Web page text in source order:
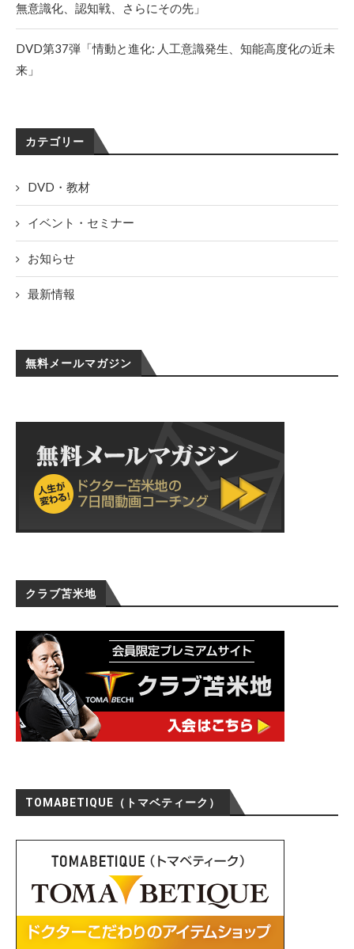
無意識化、認知戦、さらにその先」
DVD第37弾「情動と進化: 人工意識発生、知能高度化の近未
来」
カテゴリー
DVD・教材
イベント・セミナー
お知らせ
最新情報
無料メールマガジン
クラブ苫米地
TOMABETIQUE（トマベティーク）